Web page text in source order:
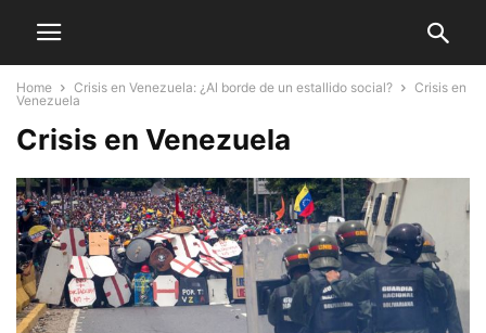
Home Crisis en Venezuela: ¿Al borde de un estallido social?
Crisis en
Venezuela
Crisis en Venezuela